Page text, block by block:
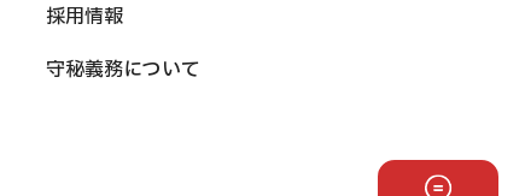
採用情報
守秘義務について